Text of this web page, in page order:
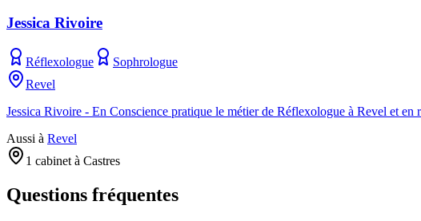
Jessica Rivoire
Réflexologue
Sophrologue
Revel
Jessica Rivoire - En Conscience pratique le métier de Réflexologue à Revel et
Aussi à Revel
1 cabinet à Castres
Questions fréquentes